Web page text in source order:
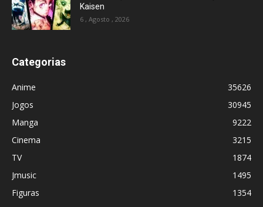
Kaisen
6 , Agosto , 2026
Categorias
Anime
35626
Jogos
30945
Manga
9222
Cinema
3215
TV
1874
Jmusic
1495
Figuras
1354